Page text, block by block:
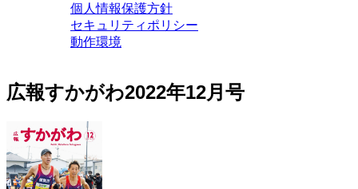
個人情報保護方針
セキュリティポリシー
動作環境
広報すかがわ2022年12月号